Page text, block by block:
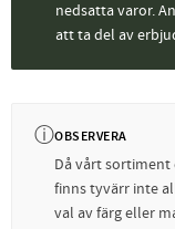
nedsatta varor.
att ta del av
ⓘOBSERVERA
Då vårt
finns tyvärr inte
val av färg eller